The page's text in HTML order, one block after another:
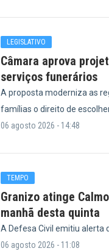
LEGISLATIVO
Câmara aprova
serviços funerários
A proposta moderniza as
famílias o direito de
06 agosto 2026 - 14:48
TEMPO
Granizo atinge
manhã desta quinta
A Defesa Civil emitiu alerta
06 agosto 2026 - 11:08